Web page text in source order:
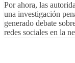
Por ahora, las
una investigación
generado debate
redes sociales en la